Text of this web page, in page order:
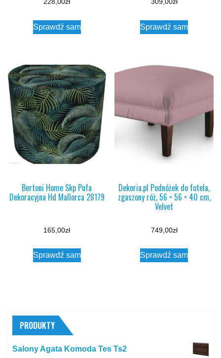
228,00zł
Sprawdź sam
309,00zł
Sprawdź sam
Bertoni Home Skp Pufa
Dekoracyjna Hd Mallorca 28179
165,00zł
Sprawdź sam
Dekoria.pl Podnóżek do fotela,
zgaszony róż, 56 × 56 × 40 cm,
Velvet
749,00zł
Sprawdź sam
PRODUKTY
Salony Agata Komoda Tes Ts2